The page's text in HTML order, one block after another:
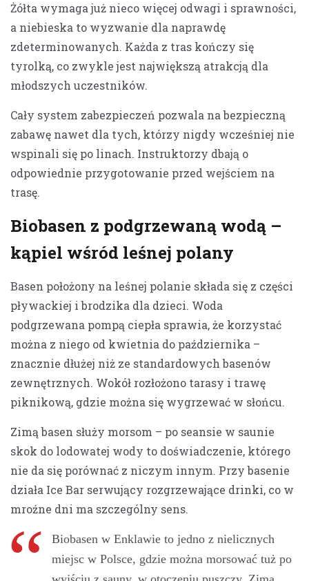
Żółta wymaga już nieco więcej odwagi i sprawności,
a niebieska to wyzwanie dla naprawdę
zdeterminowanych. Każda z tras kończy się
tyrolką, co zwykle jest największą atrakcją dla
młodszych uczestników.
Cały system zabezpieczeń pozwala na bezpieczną
zabawę nawet dla tych, którzy nigdy wcześniej nie
wspinali się po linach. Instruktorzy dbają o
odpowiednie przygotowanie przed wejściem na
trasę.
Biobasen z podgrzewaną wodą –
kąpiel wśród leśnej polany
Basen położony na leśnej polanie składa się z części
pływackiej i brodzika dla dzieci. Woda
podgrzewana pompą ciepła sprawia, że korzystać
można z niego od kwietnia do października –
znacznie dłużej niż ze standardowych basenów
zewnętrznych. Wokół rozłożono tarasy i trawę
piknikową, gdzie można się wygrzewać w słońcu.
Zimą basen służy morsom – po seansie w saunie
skok do lodowatej wody to doświadczenie, którego
nie da się porównać z niczym innym. Przy basenie
działa Ice Bar serwujący rozgrzewające drinki, co w
mroźne dni ma szczególny sens.
Biobasen w Enklawie to jedno z nielicznych
miejsc w Polsce, gdzie można morsować tuż po